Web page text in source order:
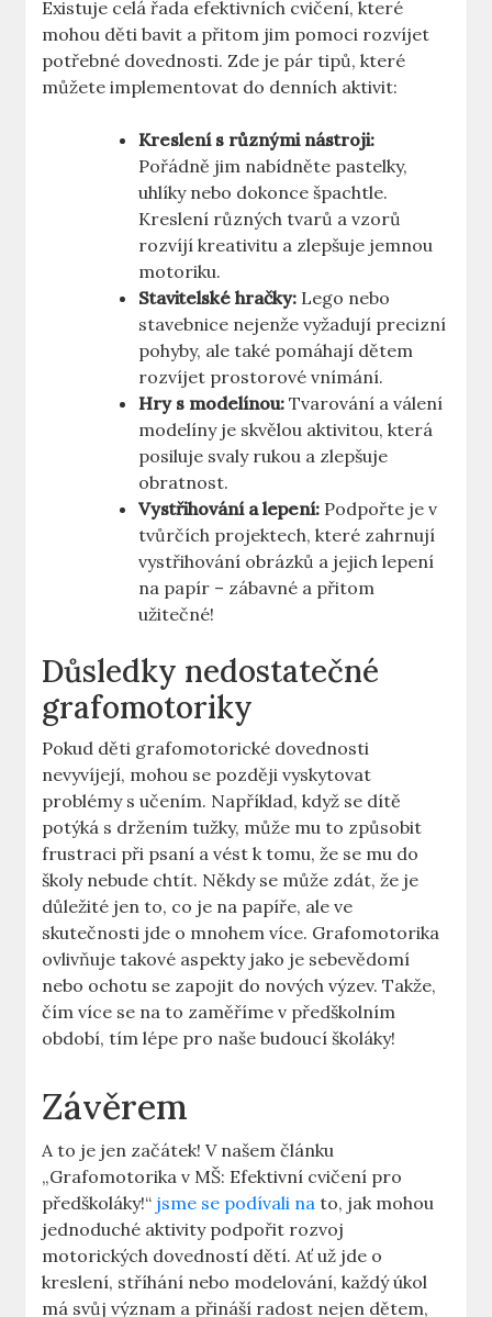
Existuje celá řada efektivních cvičení, které
mohou⁢ děti⁢ bavit ⁤a ⁣přitom⁣ jim​ pomoci rozvíjet
potřebné dovednosti. Zde je pár tipů, ​které ​
můžete implementovat do denních⁤ aktivit:
Kreslení s různými nástroji:
‌Pořádně jim nabídněte pastelky,
uhlíky nebo dokonce ⁣špachtle.
Kreslení různých‍ tvarů ⁣a vzorů
rozvíjí⁢ kreativitu a zlepšuje ⁣jemnou
motoriku.
Stavitelské hračky: Lego ⁣nebo
stavebnice nejenže⁢ vyžadují⁢ precizní
pohyby, ale také⁣ pomáhají dětem‌
rozvíjet ⁢prostorové vnímání.
Hry‍ s modelínou: Tvarování a ⁢válení
modelíny je skvělou ​aktivitou,⁣ která
⁣posiluje svaly rukou a zlepšuje
obratnost.
Vystřihování a lepení: Podpořte je v⁢
tvůrčích projektech, které zahrnují
vystřihování obrázků a jejich lepení
na papír – ​zábavné a přitom⁢
užitečné!
Důsledky nedostatečné‌
grafomotoriky
Pokud děti grafomotorické ⁢dovednosti
nevyvíjejí, mohou se později vyskytovat
⁤problémy s⁢ učením. Například, když se dítě
potýká s držením tužky, může mu to způsobit
frustraci při⁢ psaní a vést k ⁣tomu,⁤ že se mu do
školy nebude​ chtít. Někdy​ se ⁤může zdát, že je
důležité jen to, co je na papíře, ale ve
skutečnosti ⁤jde o​ mnohem více.​ Grafomotorika
ovlivňuje takové⁢ aspekty jako je sebevědomí‍
nebo ochotu se zapojit do nových výzev. Takže,
⁣čím více‍ se na to ‍zaměříme v předškolním
⁤období, tím lépe pro naše budoucí​ školáky!
Závěrem
A ⁢to je⁤ jen‌ začátek! V​ našem článku
„Grafomotorika v MŠ: ⁣Efektivní ​cvičení pro
⁢předškoláky!“ jsme se podívali na to, jak mohou
jednoduché ‍aktivity podpořit rozvoj
motorických dovedností dětí. Ať už jde o
kreslení, stříhání​ nebo ⁣modelování, každý úkol
má​ svůj význam a přináší radost nejen dětem,⁣